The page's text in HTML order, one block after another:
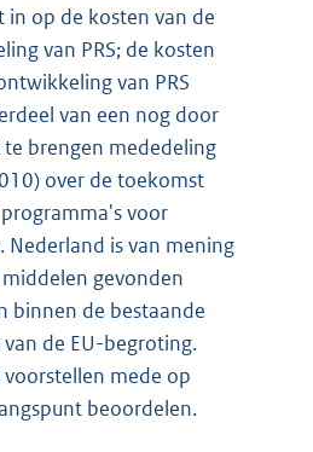
in op de kosten van de
van PRS; de kosten
van PRS
van een nog door
te brengen mededeling
over de toekomst
voor
Nederland is van mening
gevonden
binnen de bestaande
de EU-begroting.
mede op
beoordelen.